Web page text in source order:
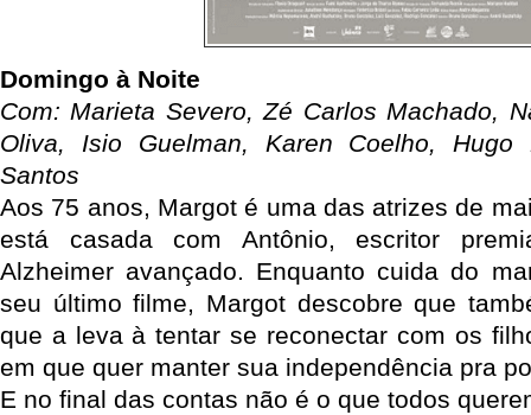
Domingo à Noite
Com: Marieta Severo, Zé Carlos Machado,
Oliva, Isio Guelman, Karen Coelho, Hugo
Santos
Aos 75 anos, Margot é uma das atrizes de
está casada com Antônio, escritor
Alzheimer avançado. Enquanto cuida do
seu último filme, Margot descobre que
que a leva à tentar se reconectar com os
em que quer manter sua independência pra
E no final das contas não é o que todos